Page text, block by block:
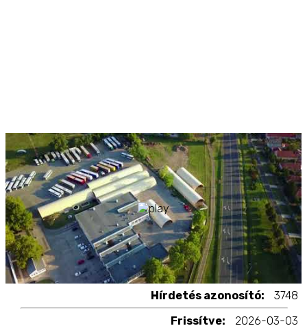
Hírdetés azonosító:
3748
Frissítve:
2026-03-03